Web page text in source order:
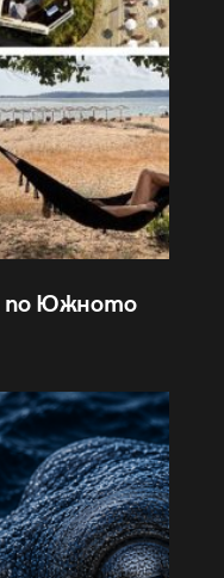
по Южното